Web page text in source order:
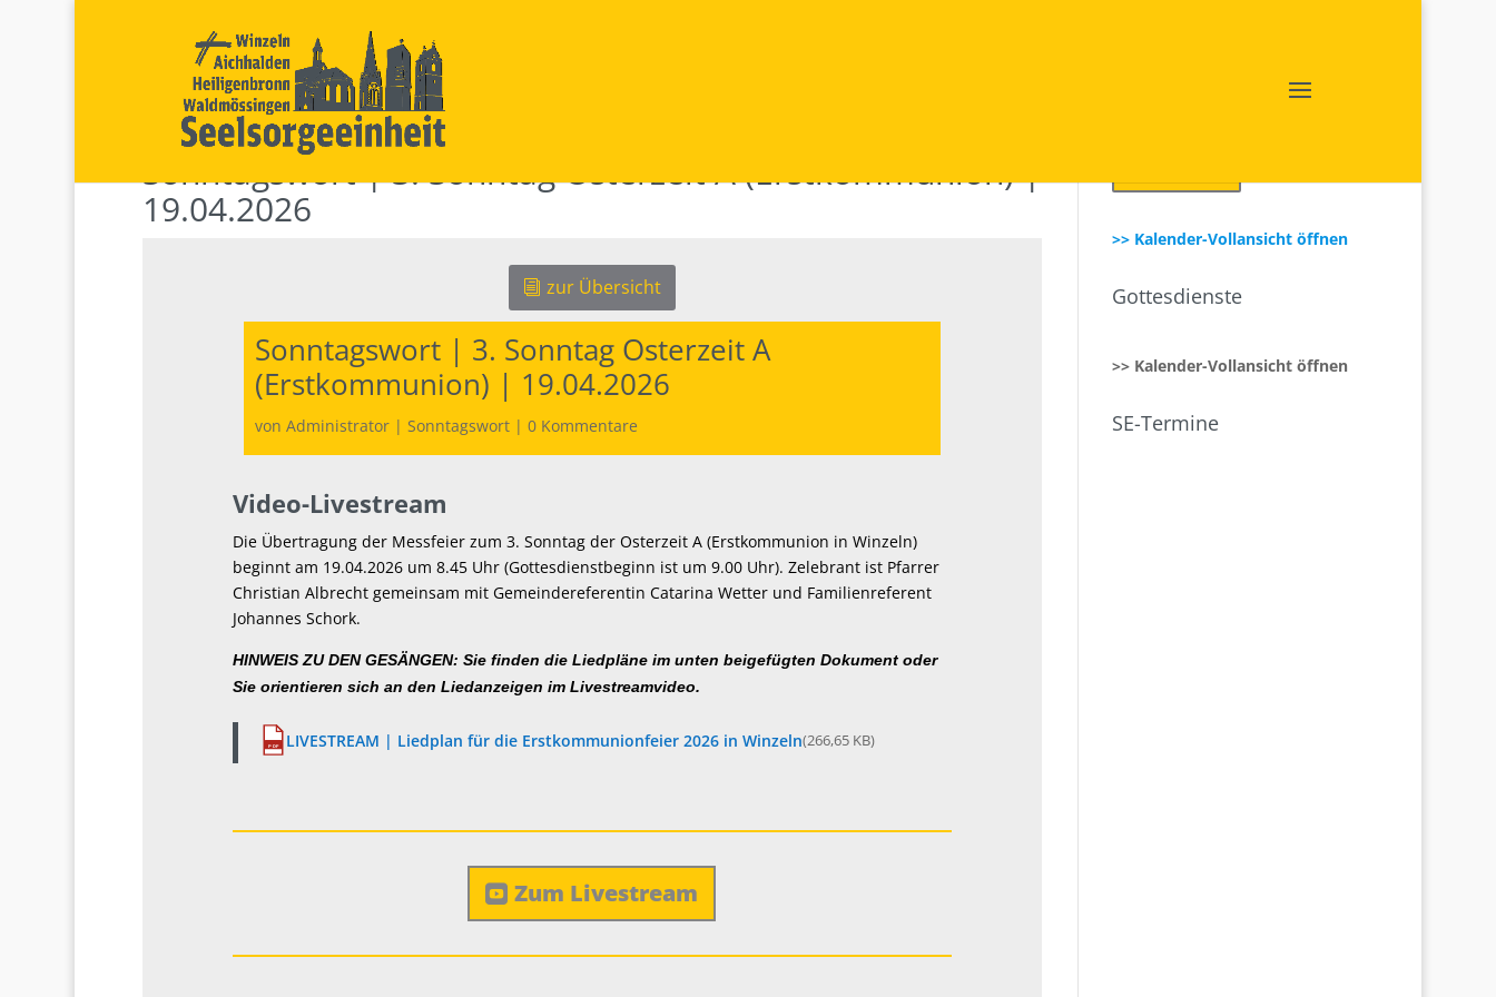
Sonntagswort | 3. Sonntag Osterzeit A (Erstkommunion) |
19.04.2026
zur Übersicht
Sonntagswort | 3. Sonntag Osterzeit A
(Erstkommunion) | 19.04.2026
von Administrator| Sonntagswort| 0 Kommentare
Video-Livestream
Die Übertragung der Messfeier zum 3. Sonntag der Osterzeit A (Erstkommunion in Winzeln)
beginnt am 19.04.2026 um 8.45 Uhr (Gottesdienstbeginn ist um 9.00 Uhr). Zelebrant ist Pfarrer
Christian Albrecht gemeinsam mit Gemeindereferentin Catarina Wetter und Familienreferent
Johannes Schork.
HINWEIS ZU DEN GESÄNGEN: Sie finden die Liedpläne im unten beigefügten Dokument oder
Sie orientieren sich an den Liedanzeigen im Livestreamvideo.
PDF LIVESTREAM | Liedplan für die Erstkommunionfeier 2026 in Winzeln(266,65 KB)
Zum Livestream
>> Kalender-Vollansicht öffnen
Gottesdienste
>> Kalender-Vollansicht öffnen
SE-Termine